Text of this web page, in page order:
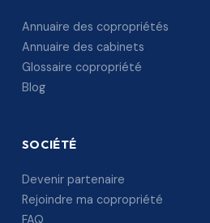
Annuaire des copropriétés
Annuaire des cabinets
Glossaire copropriété
Blog
SOCIÉTÉ
Devenir partenaire
Rejoindre ma copropriété
FAQ